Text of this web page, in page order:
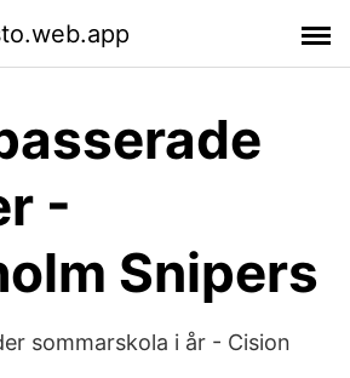
-
Snipers
sommarskola i år - Cision